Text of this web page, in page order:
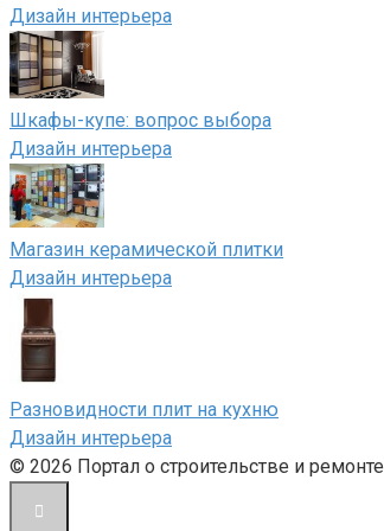
Дизайн интерьера
Шкафы-купе: вопрос выбора
Дизайн интерьера
Магазин керамической плитки
Дизайн интерьера
Разновидности плит на кухню
Дизайн интерьера
© 2026 Портал о строительстве и ремонте